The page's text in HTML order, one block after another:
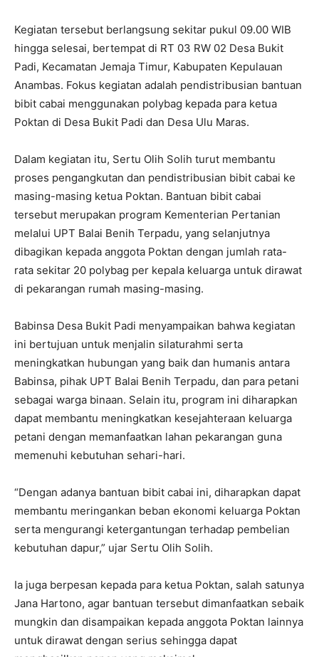
Kegiatan tersebut berlangsung sekitar pukul 09.00 WIB
hingga selesai, bertempat di RT 03 RW 02 Desa Bukit
Padi, Kecamatan Jemaja Timur, Kabupaten Kepulauan
Anambas. Fokus kegiatan adalah pendistribusian bantuan
bibit cabai menggunakan polybag kepada para ketua
Poktan di Desa Bukit Padi dan Desa Ulu Maras.
Dalam kegiatan itu, Sertu Olih Solih turut membantu
proses pengangkutan dan pendistribusian bibit cabai ke
masing-masing ketua Poktan. Bantuan bibit cabai
tersebut merupakan program Kementerian Pertanian
melalui UPT Balai Benih Terpadu, yang selanjutnya
dibagikan kepada anggota Poktan dengan jumlah rata-
rata sekitar 20 polybag per kepala keluarga untuk dirawat
di pekarangan rumah masing-masing.
Babinsa Desa Bukit Padi menyampaikan bahwa kegiatan
ini bertujuan untuk menjalin silaturahmi serta
meningkatkan hubungan yang baik dan humanis antara
Babinsa, pihak UPT Balai Benih Terpadu, dan para petani
sebagai warga binaan. Selain itu, program ini diharapkan
dapat membantu meningkatkan kesejahteraan keluarga
petani dengan memanfaatkan lahan pekarangan guna
memenuhi kebutuhan sehari-hari.
“Dengan adanya bantuan bibit cabai ini, diharapkan dapat
membantu meringankan beban ekonomi keluarga Poktan
serta mengurangi ketergantungan terhadap pembelian
kebutuhan dapur,” ujar Sertu Olih Solih.
Ia juga berpesan kepada para ketua Poktan, salah satunya
Jana Hartono, agar bantuan tersebut dimanfaatkan sebaik
mungkin dan disampaikan kepada anggota Poktan lainnya
untuk dirawat dengan serius sehingga dapat